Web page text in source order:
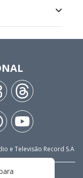
e Televisão Record S.A